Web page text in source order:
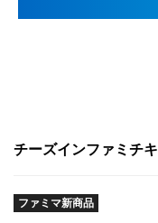
チーズインファミチキ
ファミマ新商品